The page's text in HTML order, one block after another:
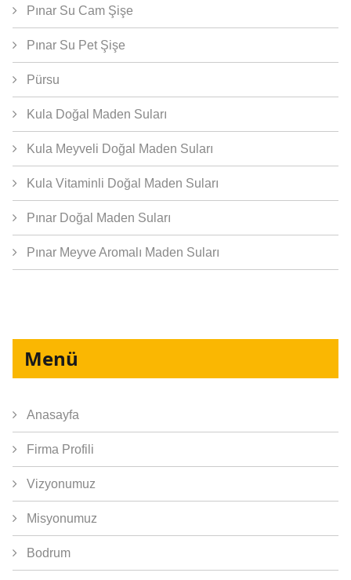
Pınar Su Cam Şişe
Pınar Su Pet Şişe
Pürsu
Kula Doğal Maden Suları
Kula Meyveli Doğal Maden Suları
Kula Vitaminli Doğal Maden Suları
Pınar Doğal Maden Suları
Pınar Meyve Aromalı Maden Suları
Menü
Anasayfa
Firma Profili
Vizyonumuz
Misyonumuz
Bodrum